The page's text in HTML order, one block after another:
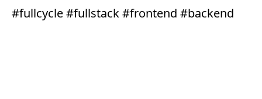
#fullcycle #fullstack #frontend #backend